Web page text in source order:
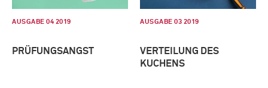
AUSGABE 04 2019
PRÜFUNGSANGST
AUSGABE 03 2019
VERTEILUNG DES
KUCHENS